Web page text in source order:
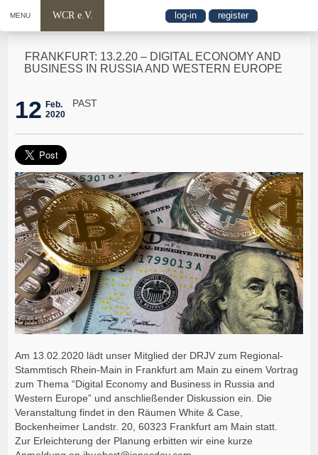
MENU WCR e.V. log-in register
FRANKFURT: 13.2.20 – DIGITAL ECONOMY AND
BUSINESS IN RUSSIA AND WESTERN EUROPE
12 Feb.
2020
PAST
Am 13.02.2020 lädt unser Mitglied der DRJV zum Regional-
Stammtisch Rhein-Main in Frankfurt am Main zu einem Vortrag
zum Thema “Digital Economy and Business in Russia and
Western Europe” und anschließender Diskussion ein. Die
Veranstaltung findet in den Räumen White & Case,
Bockenheimer Landstr. 20, 60323 Frankfurt am Main statt.
Zur Erleichterung der Planung erbitten wir eine kurze